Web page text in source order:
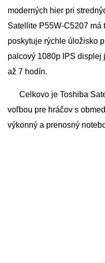
moderných hier pri
Satellite P55W-C5207 má
poskytuje rýchle úložisko
palcový 1080p IPS displej
až 7 hodín.
Celkovo je Toshiba
voľbou pre hráčov s
výkonný a prenosný